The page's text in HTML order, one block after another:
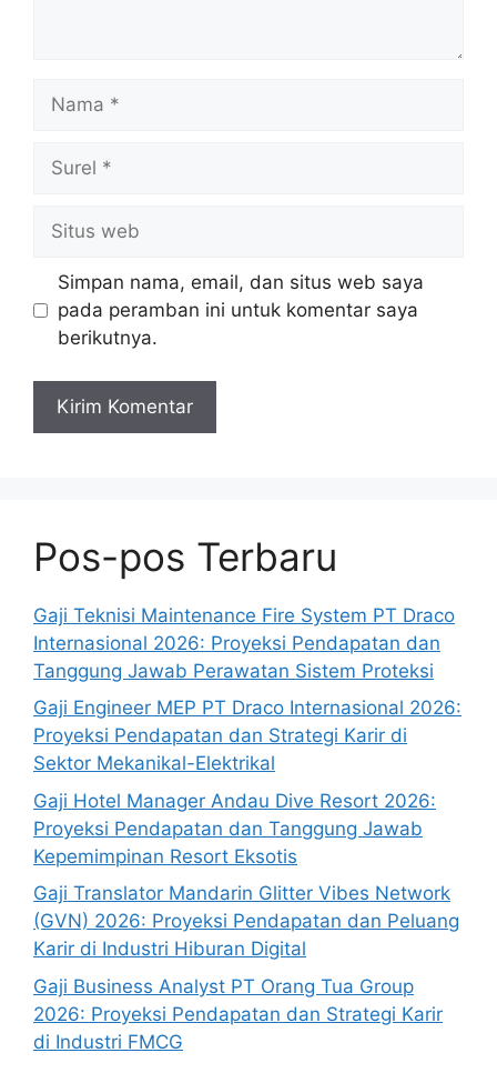
Nama
Surel
Situs
web
Simpan nama, email, dan situs web saya
pada peramban ini untuk komentar saya
berikutnya.
Pos-pos Terbaru
Gaji Teknisi Maintenance Fire System PT Draco
Internasional 2026: Proyeksi Pendapatan dan
Tanggung Jawab Perawatan Sistem Proteksi
Gaji Engineer MEP PT Draco Internasional 2026:
Proyeksi Pendapatan dan Strategi Karir di
Sektor Mekanikal-Elektrikal
Gaji Hotel Manager Andau Dive Resort 2026:
Proyeksi Pendapatan dan Tanggung Jawab
Kepemimpinan Resort Eksotis
Gaji Translator Mandarin Glitter Vibes Network
(GVN) 2026: Proyeksi Pendapatan dan Peluang
Karir di Industri Hiburan Digital
Gaji Business Analyst PT Orang Tua Group
2026: Proyeksi Pendapatan dan Strategi Karir
di Industri FMCG